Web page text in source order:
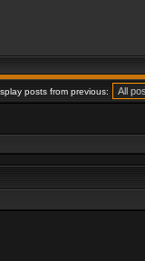
posts from previous: